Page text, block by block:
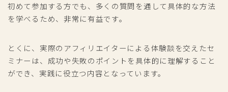
初めて参加する方でも、多くの質問を通して具体的な方法
を学べるため、非常に有益です。
とくに、実際のアフィリエイターによる体験談を交えたセ
ミナーは、成功や失敗のポイントを具体的に理解すること
ができ、実践に役立つ内容となっています。